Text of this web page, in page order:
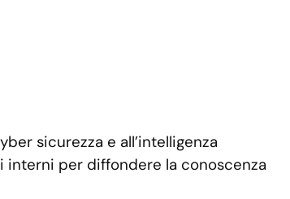
sicurezza e all’intelligenza
interni per diffondere la conoscenza